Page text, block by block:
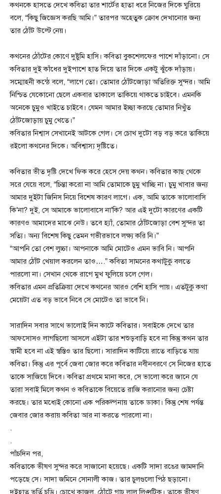
কথনকে হাসতে দেখে কবিতা তার শার্টের হাতা ধরে নিজের দিকে ঘুরিয়ে
বলে, “কিছু জিজ্ঞেস করছি আমি।” তারপর অহেতুক ক্রোধ দেখানোর জন্য
তার ঠোঁট উল্টে নেয়।
কথনের ঠোঁটের কোণে দুষ্টুমি হাসি। কবিতা বুকশেলফের পাশে দাঁড়ানো। সে
কবিতার দুই কাঁধের দুইপাশে হাত দিয়ে তার দিকে একটু ঝুঁকে দাঁড়ায়।
সম্মোহনী কন্ঠে বলে, “লাগে তো। তোমার ঠোঁটজোড়া অতিরিক্ত সুন্দর। আমি
নিশ্চিত যেকোনো ছেলে একবার তাকালে তাকিয়ে থাকতে চাইবে। এমনকি
অনেকে চুমুও খাইতে চাইবে। যেমন আমার ইচ্ছা করছে তোমার নিখুঁত
ঠোঁটজোড়ায় চুমু খেতে।”
কবিতার নিশ্বাস সেখানেই আটকে গেল। সে চোখ দুটো বড় বড় করে তাকিয়ে
রইলো কথনের দিকে। অবিশ্বাস্য দৃষ্টিতে।
কবিতার ভীত দৃষ্টি দেখে ফিক করে হেসে দেয় কথন। কবিতার কাছ থেকে
সরে যেয়ে বলে, “চিন্তা করো না আমি তোমাকে চুমু খাচ্ছি না। চুমু খাবার জন্য
আমার দুইটা জিনিস নিয়ে বিশেষ কারণ লাগে। এক, আমি তাকে ভালোবাসি
কি’না? দুই, সে আমাকে ভালোবাসে না’কি? আর এই দুটো কারণের একটি
কারণও আমাদের মাঝে নেউ। তবে হ্যাঁ, তোমার ঠোঁটজোড়া বেশ সুন্দর তা
সত্যি। অন্য বিশেষ কিছু তেমন গভীরভাবে লক্ষ্য করি নি।”
“আপনি তো বেশ লুচ্চা। আপনাকে আমি মোটেও এমন ভাবি নি। আপনি
আমার ঠোঁট খেয়াল করলেন তাও….” কবিতা সামনের কথাটুকু বলতে
পারলো না। সেখান থেকে রাগে মুখ ফুলিয়ে চলে গেল।
কবিতার এমন প্রতিক্রিয়া দেখে কথনের আরও বেশি হাসি পায়। এতটুকু কথা
মেয়েটা এত বড় ভাবে নিবে সে মোটেও তা ভাবে নি।
সারাদিন সবার সাথে ভালোই দিন কাটে কবিতার। সবাইকে দেখে তার
আফসোসও লাগছিলো আসলে এইটা তার শশুড়বাড়ি হবে না কিন্তু কথন তার
স্বামী হবে না এই স্বস্তিও তার ছিলো। সারাদিন কাটিয়ে রাতে বাড়িতে যায়
কবিতা। কিন্তু এর পূর্বে জেবা জোর করে কবিতার নবীনবরণে সে নিজের হাতে
তাকে সাজিয়ে দিবে। কবিতা প্রথমে মানা করে, সে ভালো করে জানে যে
তারা সবাই মিলে কথন ও কবিতাকে বিয়েতে রাজি করানোর জন্য চেষ্টা
করছে। তার মধ্যেই কোনো এক পরিকল্পনায় তাকে ডাকা। কিন্তু শেষ পর্যন্ত
জেবার জোর করায় কবিতা আর না করতে পারলো না।
.
.
পাঁচদিন পর,
কবিতাকে ভীষণ সুন্দর করে সাজানো হয়েছে। একটি সাদা রঙের জামদানি
পড়েছে সে। সাদা জমিনে সোনালী কাজ। তার চুলগুলো পিঠ ছড়ানো।
দুইহাত ভর্তি চুড়ি। চোখে কাজল, ঠোঁটে গাঢ় লাল লিপ্সটিক। তাকে ভীষণ